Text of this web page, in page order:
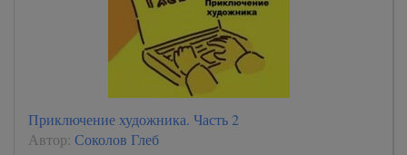
Приключение художника. Часть 2
Автор: Соколов Глеб